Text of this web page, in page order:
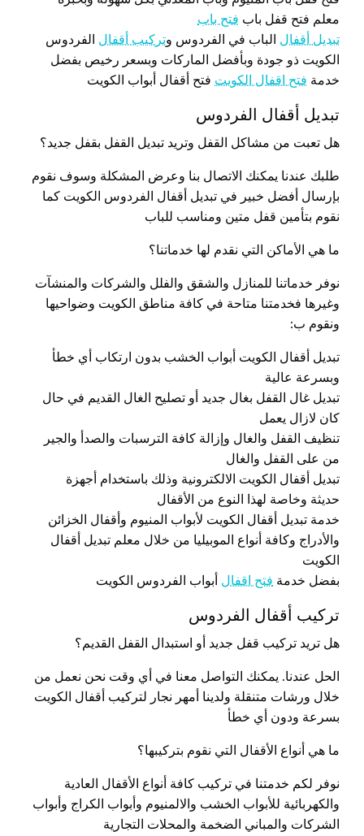
معلم فتح قفل باب فتح باب
تبديل أقفال الباب في الفردوس وتركيب أقفال الفردوس
الكويت ذو جودة وبأفضل الماركات وبسعر رخيص بفضل
خدمة فتح اقفال الكويت فتح أقفال أبواب الكويت
تبديل أقفال الفردوس
هل تعبت من مشاكل القفل وتريد تبديل القفل بقفل جديد؟
طلبك عندنا يمكنك الاتصال بنا وعرض المشكلة وسوف نقوم
بإرسال أفضل خبير في تبديل أقفال الفردوس الكويت كما
نقوم بتأمين قفل متين ومناسب للباب
ما هي الأماكن التي نقدم لها خدماتنا؟
نوفر خدماتنا للمنازل والشقق والفلل والشركات والمنشآت
وغيرها فخدمتنا متاحة في كافة مناطق الكويت وضواحيها
ونقوم ب:
تبديل أقفال الكويت أبواب الخشب بدون ارتكاب أي خطأ
وبسرعة عالية
تبديل غال القفل بغال جديد أو تصليح الغال القديم في حال
كان لازال يعمل
تنظيف القفل والغال وإزالة كافة الترسبات والصدأ والجير
من على القفل والغال
تبديل أقفال الكويت الالكترونية وذلك باستخدام أجهزة
حديثة وخاصة لهذا النوع من الأقفال
خدمة تبديل أقفال الكويت لأبواب المنيوم وأقفال الخزائن
والأدراج وكافة أنواع الموبيليا من خلال معلم تبديل أقفال
الكويت
بفضل خدمة فتح اقفال أبواب الفردوس الكويت
تركيب أقفال الفردوس
هل تريد تركيب قفل جديد أو استبدال القفل القديم؟
الحل عندنا. يمكنك التواصل معنا في أي وقت نحن نعمل من
خلال ورشات متنقلة ولدينا أمهر نجار لتركيب أقفال الكويت
بسرعة ودون أي خطأ
ما هي أنواع الأقفال التي نقوم بتركيبها؟
نوفر لكم خدمتنا في تركيب كافة أنواع الأقفال العادية
والكهربائية للأبواب الخشب والالمنيوم وأبواب الكراج وأبواب
الشركات والمباني الضخمة والمحلات التجارية